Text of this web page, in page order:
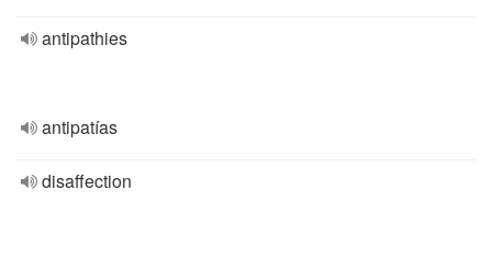
antipathies
antipatías
disaffection